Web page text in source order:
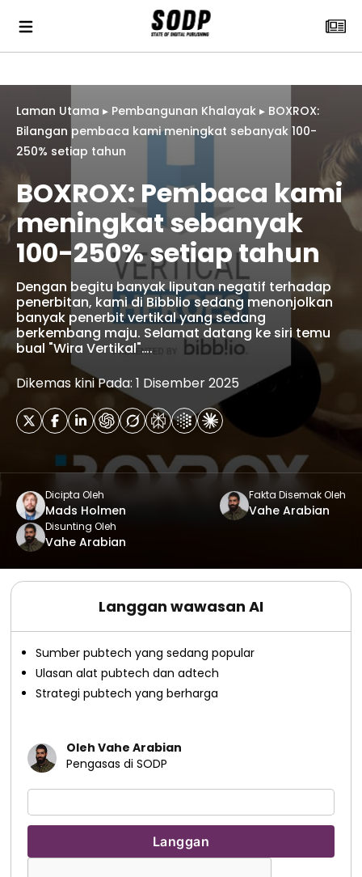
Laman Utama ▸ Pembangunan Khalayak ▸ BOXROX:
Bilangan pembaca kami meningkat sebanyak 100-
250% setiap tahun
BOXROX: Pembaca kami
meningkat sebanyak
100-250% setiap tahun
Dengan begitu banyak liputan negatif terhadap
penerbitan, kami di Bibblio sedang menonjolkan
banyak penerbit vertikal yang sedang
berkembang maju. Selamat datang ke siri temu
bual "Wira Vertikal"….
Dikemas kini Pada: 1 Disember 2025
Dicipta Oleh
Mads Holmen
Fakta Disemak Oleh
Vahe Arabian
Disunting Oleh
Vahe Arabian
Langgan wawasan AI
Sumber pubtech yang sedang popular
Ulasan alat pubtech dan adtech
Strategi pubtech yang berharga
Oleh Vahe Arabian
Pengasas di SODP